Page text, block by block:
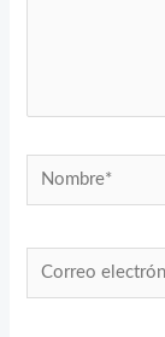
Nombre*
Correo
electrónico*